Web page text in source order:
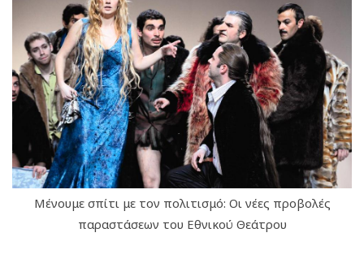
Μένουμε σπίτι με τον πολιτισμό: Οι νέες προβολές
παραστάσεων του Εθνικού Θεάτρου